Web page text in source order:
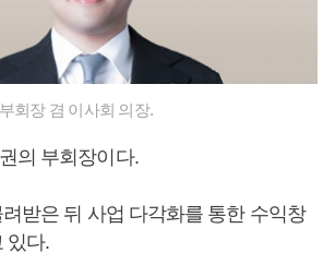
회장 겸 이사회 의장.
의 부회장이다.
받은 뒤 사업 다각화를 통한 수익창
있다.